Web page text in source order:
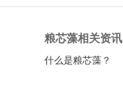
粮芯藻相关资讯
什么是粮芯藻？